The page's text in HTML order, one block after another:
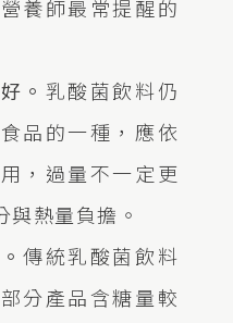
養師最常提醒的
。 乳酸菌飲料仍
品的一種，應依
，過量不一定更
熱量負擔。
傳統乳酸菌飲料
分產品含糖量較